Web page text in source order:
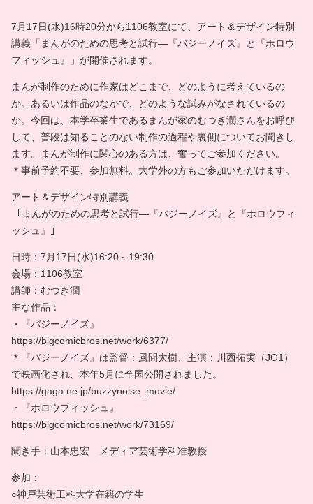
7月17日(水)16時20分から1106教室にて、アート＆デザイン特別
講義「まんがのための思考と試行―『バジーノイズ』と『ホロウ
フィッシュ』」が開催されます。
まんが制作のために作家はどこまで、どのように考えているの
か。あるいは作品のなかで、どのような試みがなされているの
か。今回は、本学卒業生であるまんが家のむつき潤さんをお呼び
して、普段は知ることのない制作の過程や裏側についてお聞きし
ます。まんが制作に関心のある方は、奮ってご参加ください。
＊事前予約不要、参加無料。大学外の方もご参加いただけます。
アート＆デザイン特別講義
｢まんがのための思考と試行―『バジーノイズ』と『ホロウフィ
ッシュ』｣
日時：7月17日(水)16:20～19:30
会場：1106教室
講師：むつき潤
主な作品：
・『バジーノイズ』
https://bigcomicbros.net/work/6377/
＊『バジーノイズ』は監督：風間太樹、主演：川西拓実（JO1）
で映画化され、本年5月に全国公開されました。
https://gaga.ne.jp/buzzynoise_movie/
・『ホロウフィッシュ』
https://bigcomicbros.net/work/73169/
聞き手：山本忠宏 メディア芸術学科准教授
参加：
○神戸芸術工科大学在籍の学生